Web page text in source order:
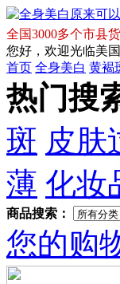
全国3000多个市县
您好，欢迎光临美
首页 全身美白 黄褐
热门搜
斑 皮肤
薄 化妆
商品搜索：
您的购